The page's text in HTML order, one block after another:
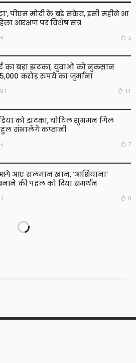
पीएम मोदी के बड़े संकेत, इसी महीने आ
आरक्षण पर विशेष सत्र
5
का बड़ा झटका, युवाओं को नुकसान
करोड़ रुपये का जुर्माना
11
को झटका, चोटिल शुभमन गिल
संभालेंगे कप्तानी
7
आए सलमान खान, ‘आशियाना’
की पहल को दिया समर्थन
8